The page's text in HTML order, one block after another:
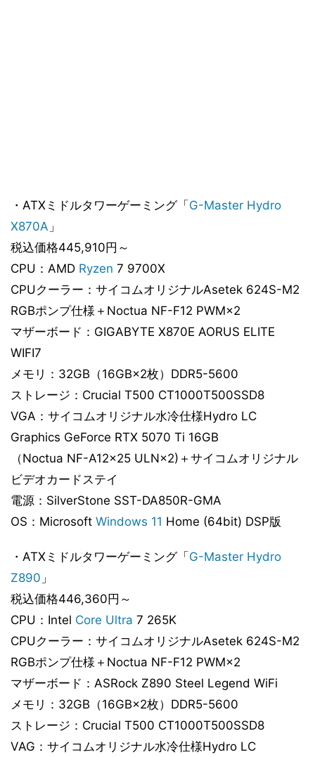
・ATXミドルタワーゲーミング「G-Master Hydro
X870A 」
税込価格445,910円～
CPU：AMD Ryzen 7 9700X
CPUクーラー：サイコムオリジナルAsetek 624S-M2
RGBポンプ仕様＋Noctua NF-F12 PWM×2
マザーボード：GIGABYTE X870E AORUS ELITE
WIFI7
メモリ：32GB（16GB×2枚）DDR5-5600
ストレージ：Crucial T500 CT1000T500SSD8
VGA：サイコムオリジナル水冷仕様Hydro LC
Graphics GeForce RTX 5070 Ti 16GB
（Noctua NF-A12x25 ULN×2)＋サイコムオリジナル
ビデオカードステイ
電源：SilverStone SST-DA850R-GMA
OS：Microsoft Windows 11 Home (64bit) DSP版
・ATXミドルタワーゲーミング「G-Master Hydro
Z890 」
税込価格446,360円～
CPU：Intel Core Ultra 7 265K
CPUクーラー：サイコムオリジナルAsetek 624S-M2
RGBポンプ仕様＋Noctua NF-F12 PWM×2
マザーボード：ASRock Z890 Steel Legend WiFi
メモリ：32GB（16GB×2枚）DDR5-5600
ストレージ：Crucial T500 CT1000T500SSD8
VAG：サイコムオリジナル水冷仕様Hydro LC